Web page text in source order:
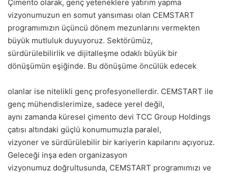
Çimento olarak, genç yeteneklere yatırım yapma
vizyonumuzun en somut yansıması olan CEMSTART
programımızın üçüncü dönem mezunlarını vermekten
büyük mutluluk duyuyoruz. Sektörümüz,
sürdürülebilirlik ve dijitalleşme odaklı büyük bir
dönüşümün eşiğinde. Bu dönüşüme öncülük edecek
olanlar ise nitelikli genç profesyonellerdir. CEMSTART ile
genç mühendislerimize, sadece yerel değil,
aynı zamanda küresel çimento devi TCC Group Holdings
çatısı altındaki güçlü konumumuzla paralel,
vizyoner ve sürdürülebilir bir kariyerin kapılarını açıyoruz.
Geleceği inşa eden organizasyon
vizyonumuz doğrultusunda, CEMSTART programımızı ve